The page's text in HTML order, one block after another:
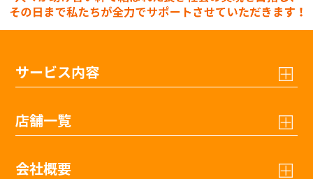
サービス内容
店舗一覧
会社概要